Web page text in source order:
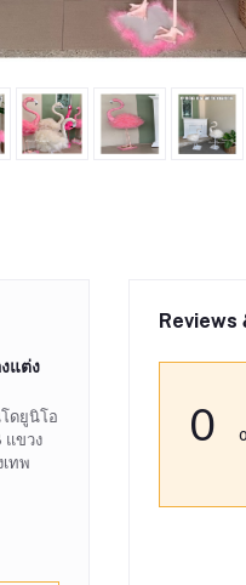
แต่ง
ดยูนิโอ
แขวง
ทพ
Reviews
0